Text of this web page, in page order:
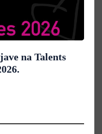
na Talents